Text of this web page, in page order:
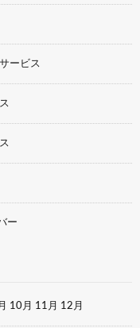
ービス
ー
10月 11月 12月